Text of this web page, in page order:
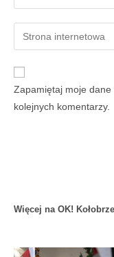
Zapamiętaj moje
kolejnych komentarzy.
Więcej na OK!